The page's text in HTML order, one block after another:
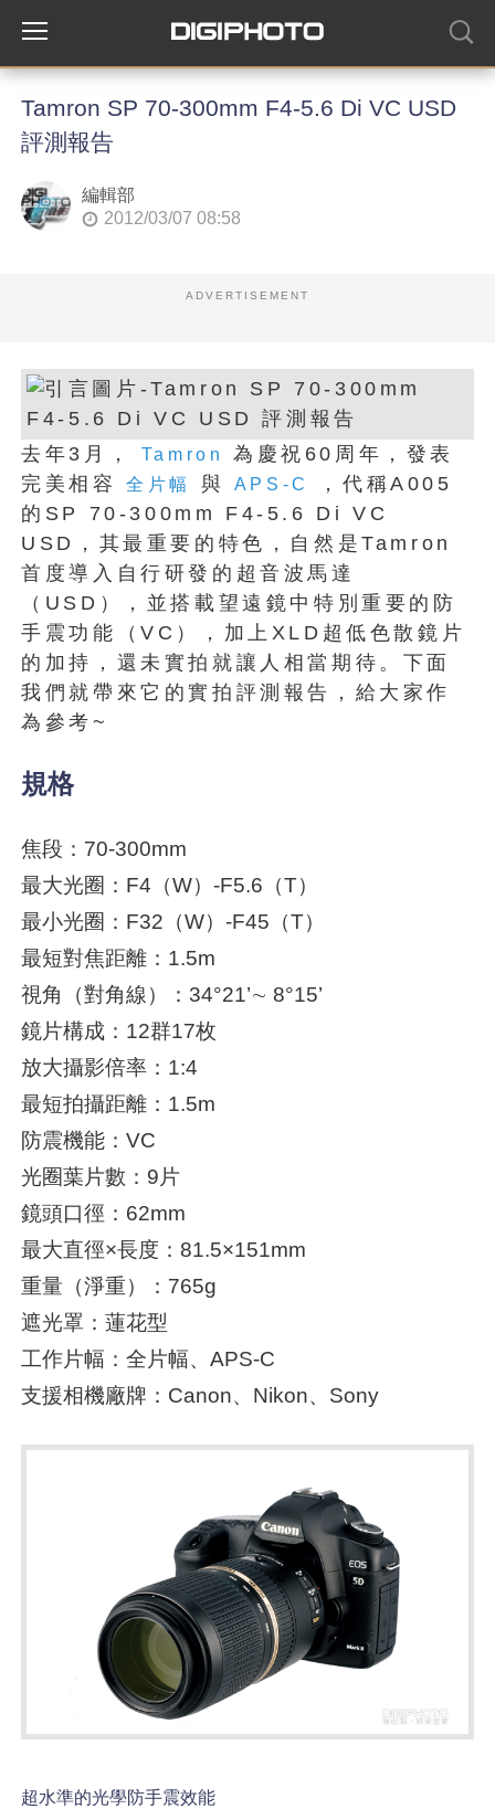
Tamron SP 70-300mm F4-5.6 Di VC USD
評測報告
編輯部
2012/03/07 08:58
ADVERTISEMENT
去年3月， Tamron
為慶祝60周年，發表
完美相容全片幅 與 APS-C
，代稱A005
的SP 70-300mm F4-5.6 Di VC
USD，其最重要的特色，自然是Tamron
首度導入自行研發的超音波馬達
（USD），並搭載望遠鏡中特別重要的防
手震功能（VC），加上XLD超低色散鏡片
的加持，還未實拍就讓人相當期待。下面
我們就帶來它的實拍評測報告，給大家作
為參考~
規格
焦段：70-300mm
最大光圈：F4（W）-F5.6（T）
最小光圈：F32（W）-F45（T）
最短對焦距離：1.5m
視角（對角線）：34°21’∼ 8°15’
鏡片構成：12群17枚
放大攝影倍率：1:4
最短拍攝距離：1.5m
防震機能：VC
光圈葉片數：9片
鏡頭口徑：62mm
最大直徑×長度：81.5×151mm
重量（淨重）：765g
遮光罩：蓮花型
工作片幅：全片幅、APS-C
支援相機廠牌：Canon、Nikon、Sony
超水準的光學防手震效能